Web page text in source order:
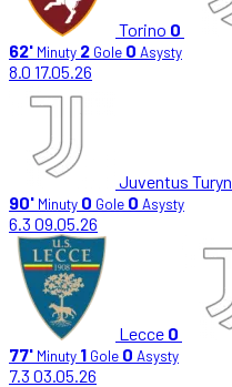
Torino 0
62' Minuty 2 Gole 0 Asysty
8.0 17.05.26
Juventus Turyn
90' Minuty 0 Gole 0 Asysty
6.3 09.05.26
Lecce 0
77' Minuty 1 Gole 0 Asysty
7.3 03.05.26